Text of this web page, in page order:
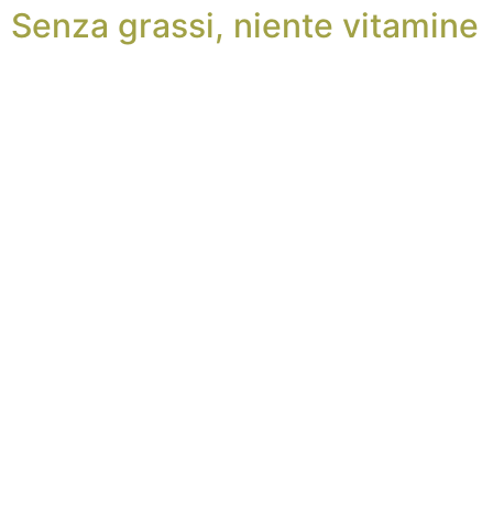
Senza grassi, niente vitamine